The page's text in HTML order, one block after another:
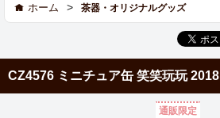
ホーム > 茶器・オリジナルグッズ
CZ4576 ミニチュア缶 笑笑玩玩 2018
通販限定